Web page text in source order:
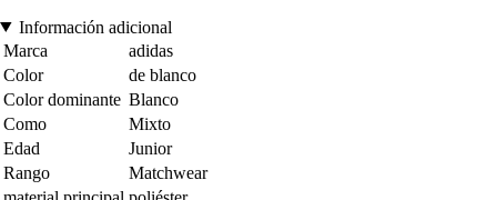
Información adicional
Marca
adidas
Color
de blanco
Color dominante Blanco
Como
Mixto
Edad
Junior
Rango
Matchwear